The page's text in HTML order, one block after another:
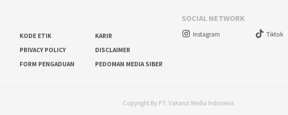
KODE ETIK
KARIR
PRIVACY POLICY
DISCLAIMER
FORM PENGADUAN PEDOMAN MEDIA SIBER
SOCIAL NETWORK
Instagram Tiktok
Copyright By PT. Vakanzi Media Indonesia